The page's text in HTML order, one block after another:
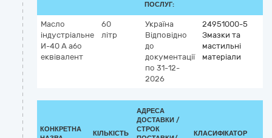
ПОСЛУГ:
Масло
індустріальне
И-40 А або
еквівалент
60
літр
Україна
Відповідно
до
документації
по 31-12-
2026
24951000-5
Змазки та
мастильні
матеріали
КОНКРЕТНА
КІЛЬКІСТЬ
АДРЕСА
ДОСТАВКИ /
СТРОК
КЛАСИФІКАТОР